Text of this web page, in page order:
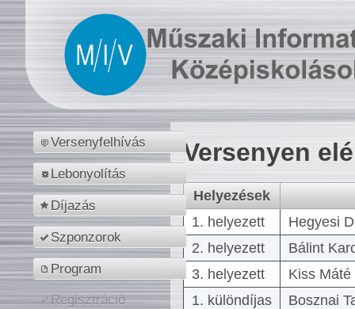
Versenyfelhívás
Lebonyolítás
Díjazás
Szponzorok
Program
Regisztráció
Versenyen
Helyezések
1. helyezett
Hegyesi
2. helyezett
Bálint
3. helyezett
Kiss
1. különdíjas
Bosznai